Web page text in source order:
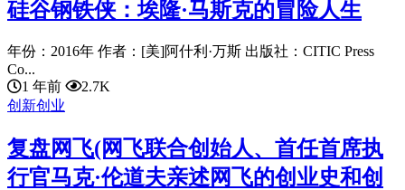
硅谷钢铁侠：埃隆·马斯克的冒险人生
年份：2016年 作者：[美]阿什利·万斯 出版社：CITIC Press
Co...
1 年前
2.7K
创新创业
复盘网飞(网飞联合创始人、首任首席执
行官马克·伦道夫亲述网飞的创业史和创